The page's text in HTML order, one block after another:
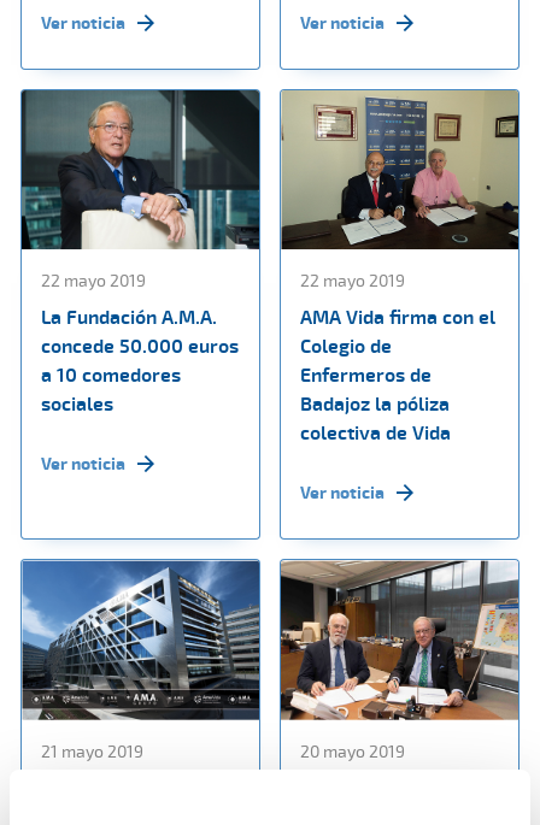
Ver noticia Ver noticia
22 mayo 2019
La Fundación A.M.A.
concede 50.000 euros
a 10 comedores
sociales
Ver noticia
22 mayo 2019
AMA Vida firma con el
Colegio de
Enfermeros de
Badajoz la póliza
colectiva de Vida
Ver noticia
21 mayo 2019 20 mayo 2019